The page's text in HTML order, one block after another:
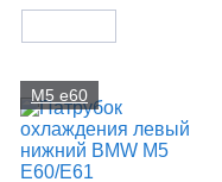
M5 e60